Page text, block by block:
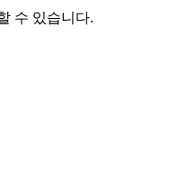
수 있습니다.